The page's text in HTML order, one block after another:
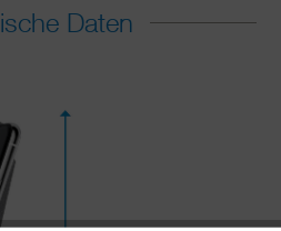
Daten